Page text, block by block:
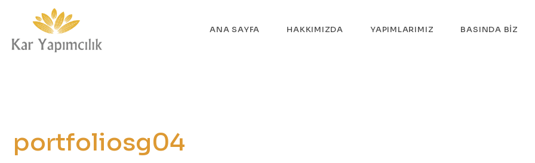
ANA SAYFA HAKKIMIZDA YAPIMLARIMIZ BASINDA BIZ
portfoliosg04